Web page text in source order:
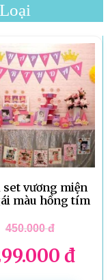
vương miện
màu hồng tím
450.000đ
đ